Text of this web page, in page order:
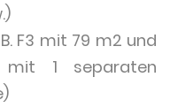
F3 mit 79 m2 und
1 separaten